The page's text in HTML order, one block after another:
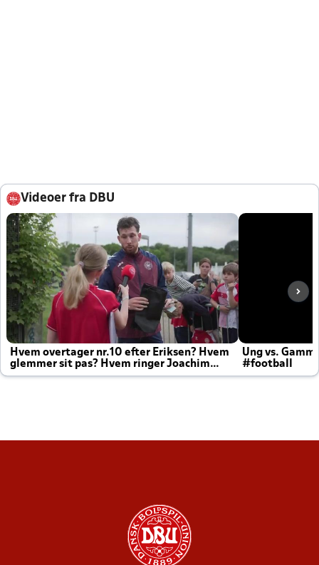
Videoer fra DBU
Hvem overtager nr.10 efter Eriksen? Hvem
glemmer sit pas? Hvem ringer Joachim
altid til efter kampe?
Ung vs.
#football